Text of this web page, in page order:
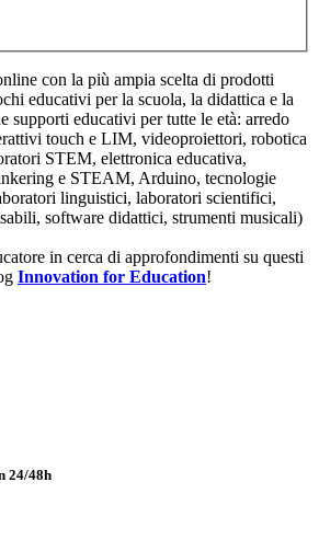
con la più ampia scelta di prodotti
educativi per la scuola, la didattica e la
supporti educativi per tutte le età: arredo
touch e LIM, videoproiettori, robotica
STEM, elettronica educativa,
e STEAM, Arduino, tecnologie
linguistici, laboratori scientifici,
software didattici, strumenti musicali)
in cerca di approfondimenti su questi
Innovation for Education!
24/48h